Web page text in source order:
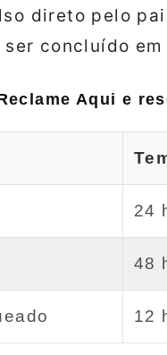
direto pelo
concluído
Aqui e
24
48
12